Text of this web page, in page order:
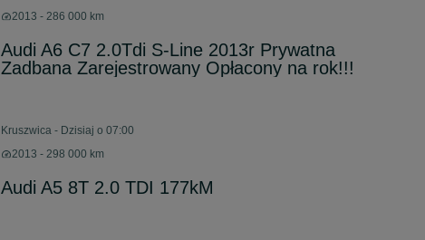
2013 - 286 000 km
Audi A6 C7 2.0Tdi S-Line 2013r Prywatna
Zadbana Zarejestrowany Opłacony na rok!!!
Kruszwica - Dzisiaj o 07:00
2013 - 298 000 km
Audi A5 8T 2.0 TDI 177kM